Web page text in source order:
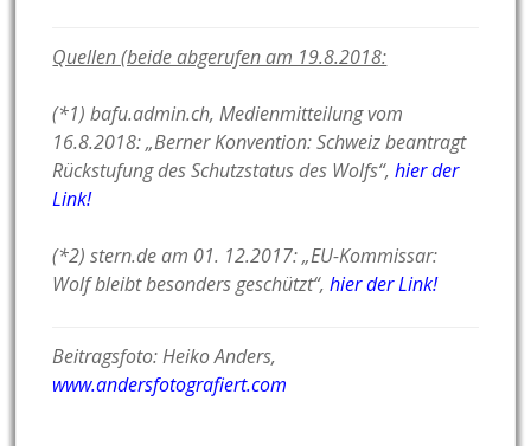
Quellen (beide abgerufen am 19.8.2018:
(*1) bafu.admin.ch, Medienmitteilung vom
16.8.2018: „Berner Konvention: Schweiz beantragt
Rückstufung des Schutzstatus des Wolfs“,hier der
Link!
(*2) stern.de am 01. 12.2017: „EU-Kommissar:
Wolf bleibt besonders geschützt“,hier der Link!
Beitragsfoto: Heiko Anders,
www.andersfotografiert.com